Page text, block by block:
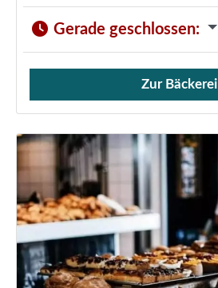
Gerade geschlossen:
Verkauf von Brötchen,
Zur Bäckerei